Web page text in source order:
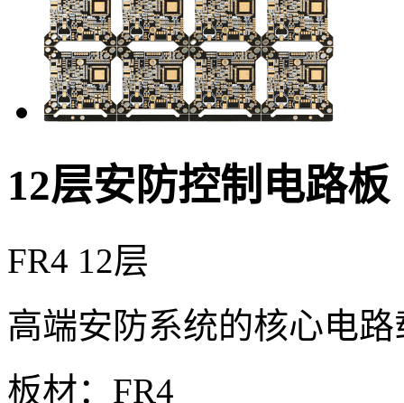
12层安防控制电路板
FR4 12层
高端安防系统的核心电路
板材：FR4